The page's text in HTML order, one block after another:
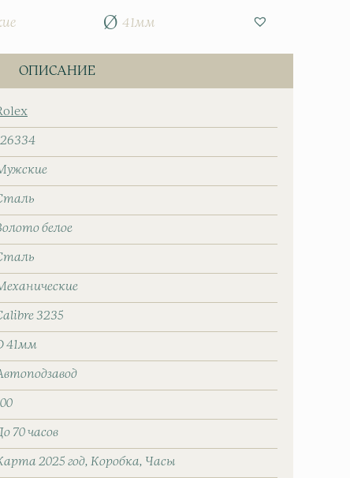
41мм
ОПИСАНИЕ
белое
3235
41мм
70 часов
2025 год Коробка Часы